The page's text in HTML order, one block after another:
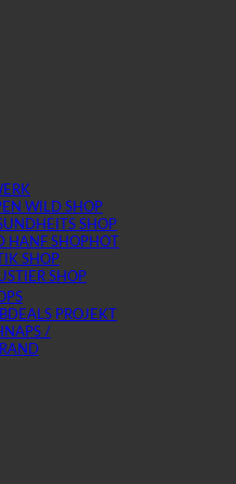
WILD SHOP
SHOP
HANF SHOP
SHOP
SHOP
PROJEKT
/